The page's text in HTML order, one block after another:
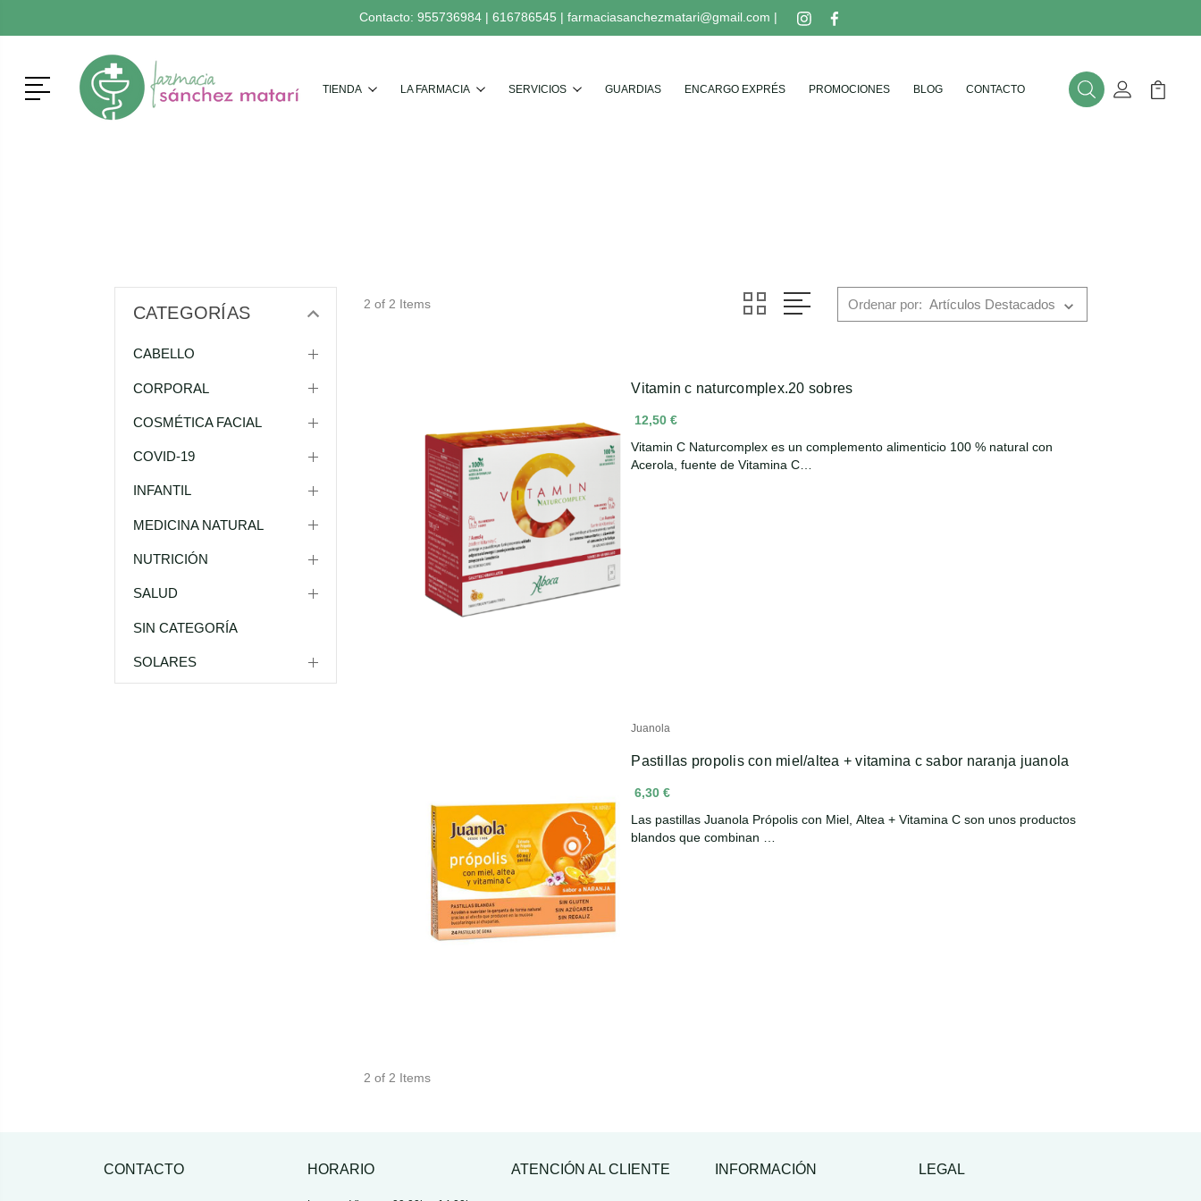
Contacto: 955736984 | 616786545 | farmaciasanchezmatari@gmail.com |
Menú TIENDA LA FARMACIA SERVICIOS GUARDIAS ENCARGO EXPRÉS PROMOCIONES BLOG CONTACTO BuscarMi Cuenta
Mi
CATEGORÍAS
CABELLO
CORPORAL
COSMÉTICA FACIAL
COVID-19
INFANTIL
MEDICINA NATURAL
NUTRICIÓN
SALUD
SIN CATEGORÍA
SOLARES
2 of 2 Items Ordenar por:
Vitamin c naturcomplex.20 sobres
12,50 €
Vitamin C Naturcomplex es un complemento alimenticio 100 % natural con
Acerola, fuente de Vitamina C…
Juanola
Pastillas propolis con miel/altea + vitamina c sabor naranja juanola
6,30 €
Las pastillas Juanola Própolis con Miel, Altea + Vitamina C son unos productos
blandos que combinan …
2 of 2 Items
CONTACTO HORARIO ATENCIÓN AL CLIENTE INFORMACIÓN LEGAL